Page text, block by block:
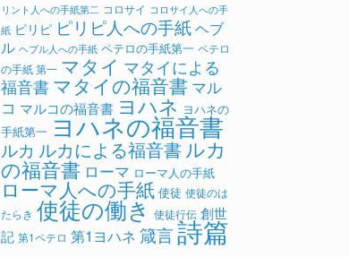
リント人への手紙第二 コロサイ コロサイ人への手
紙 ピリピ ピリピ人への手紙ヘブ
ル ヘブル人への手紙 ペテロの手紙第一 ペテロ
の手紙 第一 マタイ マタイによる
福音書 マタイの福音書 マル
コ マルコの福音書 ヨハネ ヨハネの
手紙第一 ヨハネの福音書
ルカ ルカによる福音書ルカ
の福音書 ローマ ローマ人の手紙
ローマ人への手紙 使徒 使徒のは
たらき 使徒の働き 使徒行伝 創世
記 第1ペテロ 第1ヨハネ 箴言詩篇